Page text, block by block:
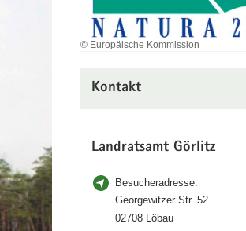
© Europäische Kommission
Kontakt
Landratsamt Görlitz
Besucheradresse:
Georgewitzer Str. 52
02708 Löbau